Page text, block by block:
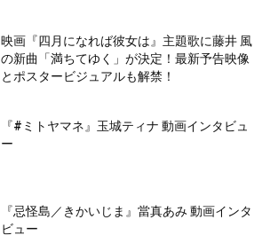
映画『四月になれば彼女は』主題歌に藤井 風
の新曲「満ちてゆく」が決定！最新予告映像
とポスタービジュアルも解禁！
『#ミトヤマネ』玉城ティナ 動画インタビュ
ー
『忌怪島／きかいじま』當真あみ 動画インタ
ビュー